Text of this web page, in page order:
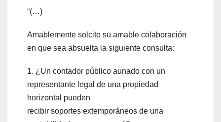
“(…)
Amablemente solcito su amable colaboración
en que sea absuelta la siguiente consulta:
1. ¿Un contador público aunado con un
representante legal de una propiedad
horizontal pueden
recibir soportes extemporáneos de una